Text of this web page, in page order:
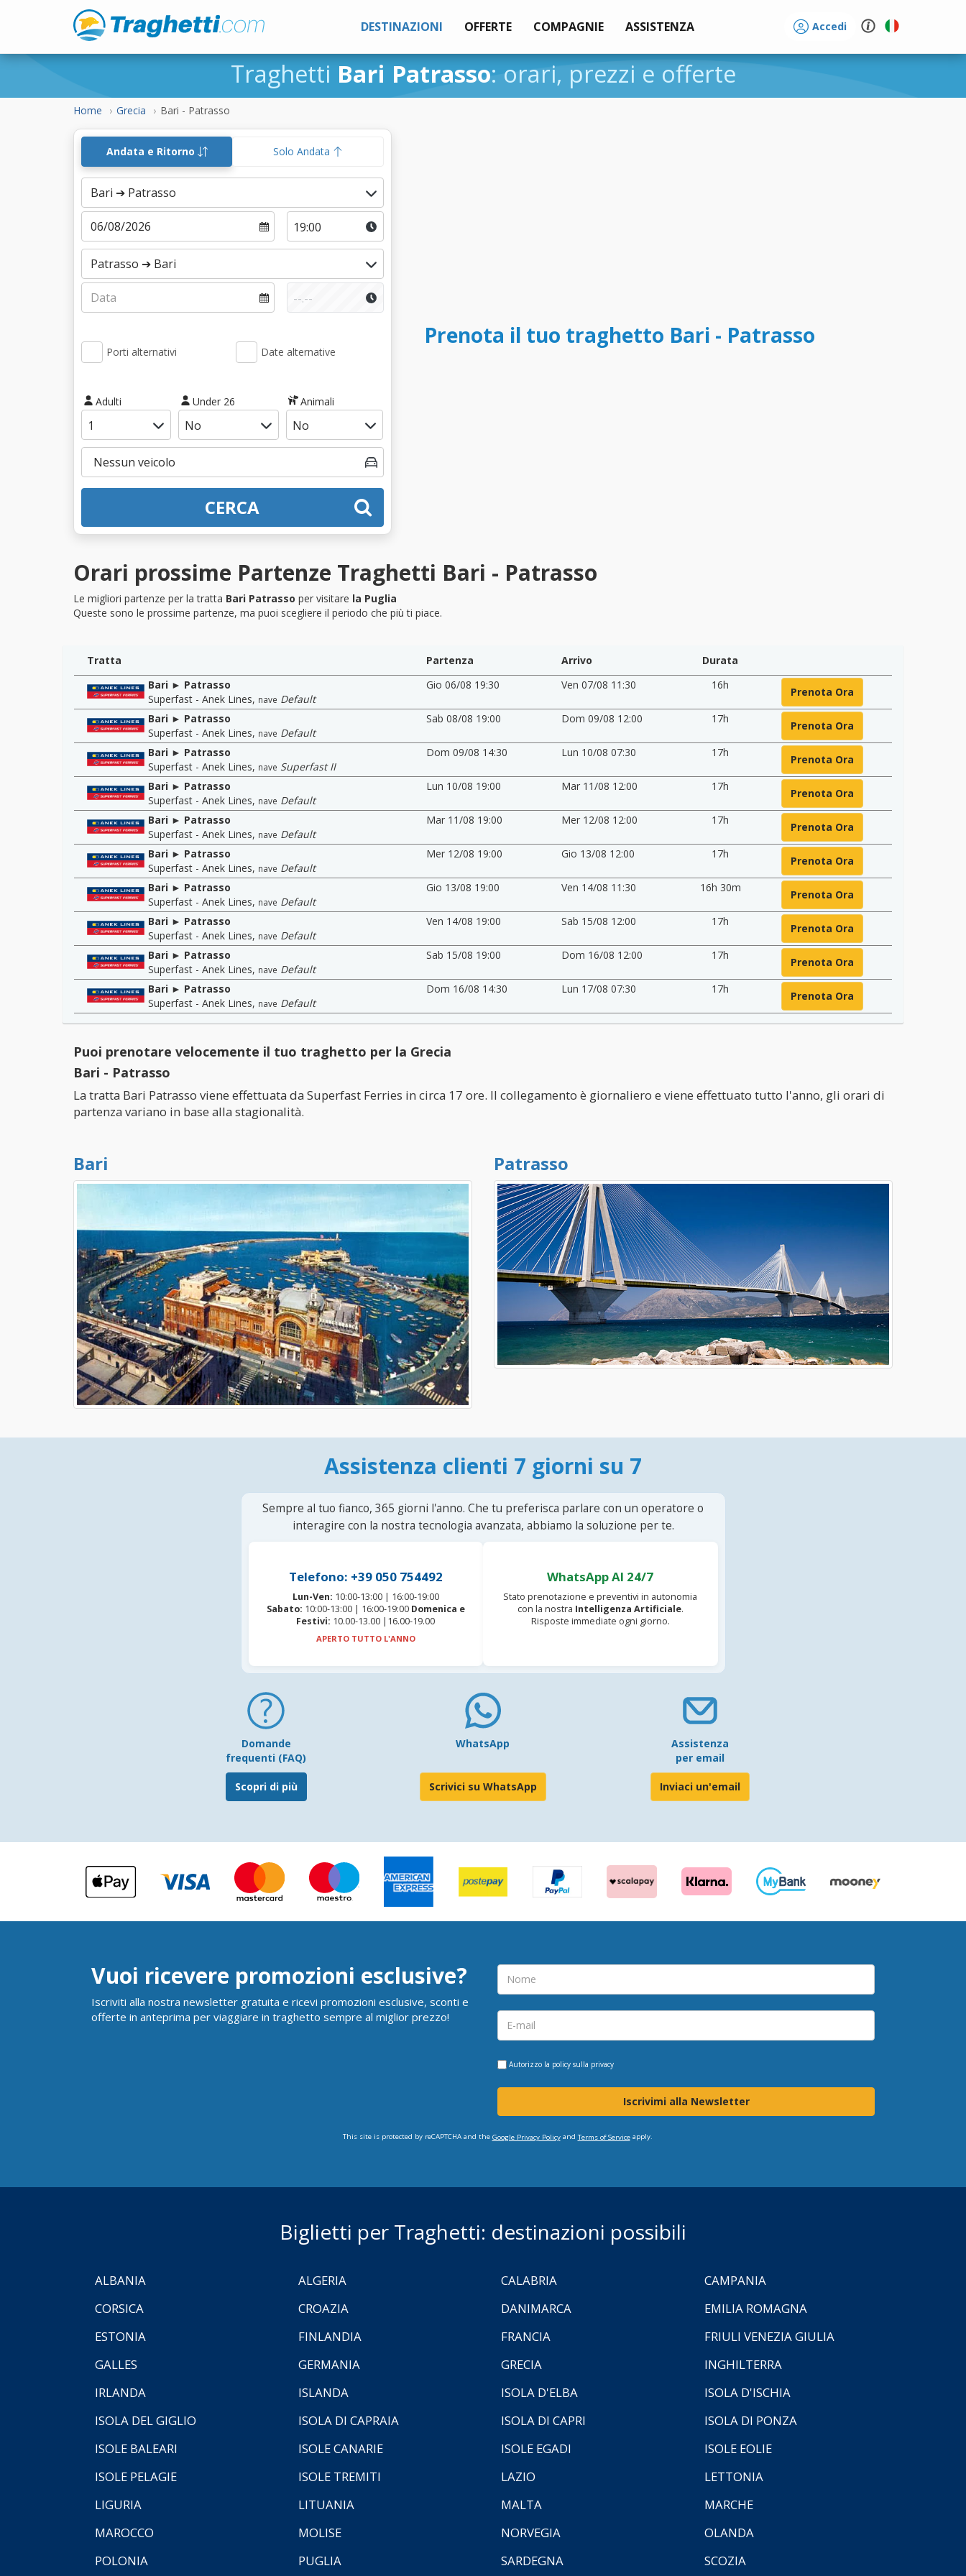
DESTINAZIONI OFFERTE COMPAGNIE ASSISTENZA Accedi
Traghetti Bari Patrasso: orari, prezzi e offerte
Home Grecia Bari - Patrasso
Andata e Ritorno Solo Andata
Porti alternativi Date alternative
Adulti Under 26 Animali
CERCA
Prenota il tuo traghetto Bari - Patrasso
Orari prossime Partenze Traghetti Bari - Patrasso
Le migliori partenze per la tratta Bari Patrasso per visitare la Puglia
Queste sono le prossime partenze, ma puoi scegliere il periodo che più ti piace.
Tratta Partenza Arrivo
Durata
Bari ► Patrasso
Superfast - Anek Lines, nave Default
Gio 06/08 19:30 Ven 07/08 11:30 16h
Prenota Ora
Bari ► Patrasso
Superfast - Anek Lines, nave Default
Sab 08/08 19:00 Dom 09/08 12:00 17h
Prenota Ora
Bari ► Patrasso
Superfast - Anek Lines, nave Superfast II
Dom 09/08 14:30 Lun 10/08 07:30 17h
Prenota Ora
Bari ► Patrasso
Superfast - Anek Lines, nave Default
Lun 10/08 19:00 Mar 11/08 12:00 17h
Prenota Ora
Bari ► Patrasso
Superfast - Anek Lines, nave Default
Mar 11/08 19:00 Mer 12/08 12:00 17h
Prenota Ora
Bari ► Patrasso
Superfast - Anek Lines, nave Default
Mer 12/08 19:00 Gio 13/08 12:00 17h
Prenota Ora
Bari ► Patrasso
Superfast - Anek Lines, nave Default
Gio 13/08 19:00 Ven 14/08 11:30 16h 30m
Prenota Ora
Bari ► Patrasso
Superfast - Anek Lines, nave Default
Ven 14/08 19:00 Sab 15/08 12:00 17h
Prenota Ora
Bari ► Patrasso
Superfast - Anek Lines, nave Default
Sab 15/08 19:00 Dom 16/08 12:00 17h
Prenota Ora
Bari ► Patrasso
Superfast - Anek Lines, nave Default
Dom 16/08 14:30 Lun 17/08 07:30 17h
Prenota Ora
Puoi prenotare velocemente il tuo traghetto per la Grecia
Bari - Patrasso
La tratta Bari Patrasso viene effettuata da Superfast Ferries in circa 17 ore. Il collegamento è giornaliero e viene effettuato tutto l'anno, gli orari di
partenza variano in base alla stagionalità.
Bari Patrasso
Assistenza clienti 7 giorni su 7
Sempre al tuo fianco, 365 giorni l'anno. Che tu preferisca parlare con un operatore o
interagire con la nostra tecnologia avanzata, abbiamo la soluzione per te.
Telefono: +39 050 754492
Lun-Ven: 10:00-13:00 | 16:00-19:00
Sabato: 10:00-13:00 | 16:00-19:00 Domenica e
Festivi: 10.00-13.00 |16.00-19.00
APERTO TUTTO L'ANNO
WhatsApp AI 24/7
Stato prenotazione e preventivi in autonomia
con la nostra Intelligenza Artificiale.
Risposte immediate ogni giorno.
Domande
frequenti (FAQ)
Scopri di più
WhatsApp
Scrivici su WhatsApp
Assistenza
per email
Inviaci un'email
Vuoi ricevere promozioni esclusive?
Iscriviti alla nostra newsletter gratuita e ricevi promozioni esclusive, sconti e
offerte in anteprima per viaggiare in traghetto sempre al miglior prezzo!
Autorizzo la policy sulla privacy
Iscrivimi alla Newsletter
This site is protected by reCAPTCHA and the Google Privacy Policyand Terms of Serviceapply.
Biglietti per Traghetti: destinazioni possibili
ALBANIA ALGERIA CALABRIA
CAMPANIA
CORSICA
CROAZIA DANIMARCA
EMILIA ROMAGNA
ESTONIA
FINLANDIA FRANCIA
FRIULI VENEZIA GIULIA
GALLES
GERMANIA GRECIA
INGHILTERRA
IRLANDA
ISLANDA ISOLA D'ELBA
ISOLA D'ISCHIA
ISOLA DEL GIGLIO
ISOLA DI CAPRAIA ISOLA DI CAPRI
ISOLA DI PONZA
ISOLE BALEARI
ISOLE CANARIE ISOLE EGADI
ISOLE EOLIE
ISOLE PELAGIE
ISOLE TREMITI LAZIO
LETTONIA
LIGURIA
LITUANIA MALTA
MARCHE
MAROCCO
MOLISE NORVEGIA
OLANDA
POLONIA
PUGLIA SARDEGNA SCOZIA